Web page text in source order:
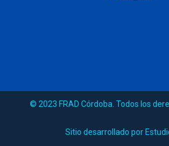
© 2023 FRAD Córdoba. Todos los
Sitio desarrollado por